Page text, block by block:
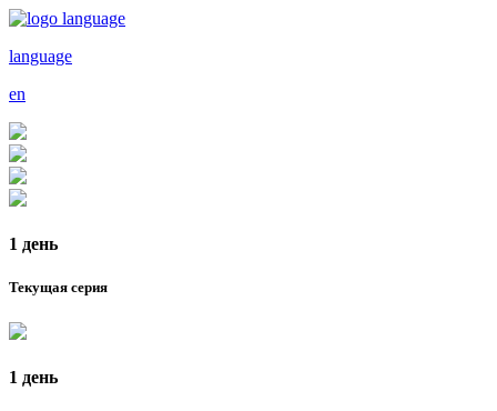
language
en
1 день
Текущая серия
1 день